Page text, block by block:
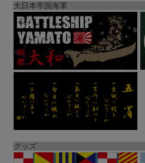
大日本帝国海軍
グッズ